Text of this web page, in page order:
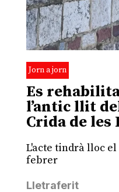
Jorn a jorn
Es
l’antic llit
Crida de les
L'acte tindrà lloc el
febrer
Lletraferit